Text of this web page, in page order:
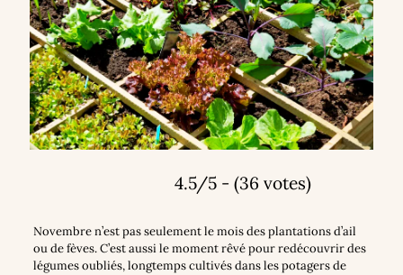
4.5/5 - (36 votes)
Novembre n’est pas seulement le mois des plantations d’ail
ou de fèves. C’est aussi le moment rêvé pour redécouvrir des
légumes oubliés, longtemps cultivés dans les potagers de